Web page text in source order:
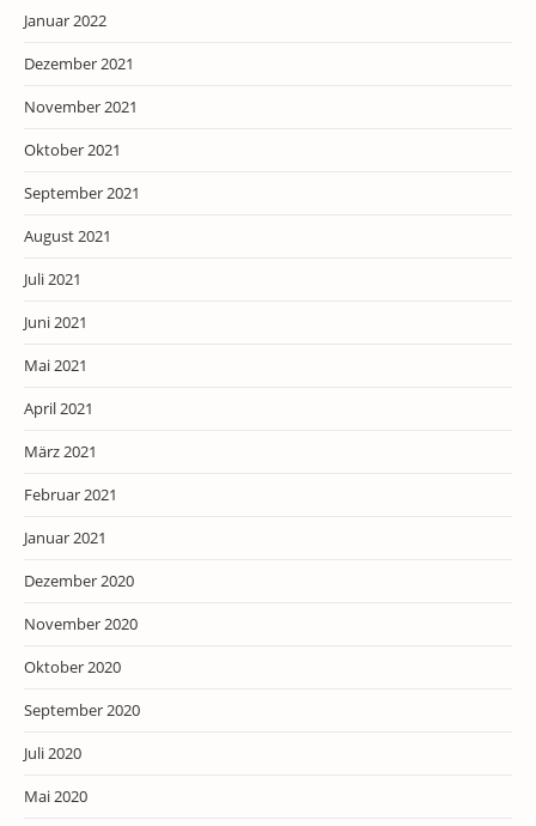
Januar 2022
Dezember 2021
November 2021
Oktober 2021
September 2021
August 2021
Juli 2021
Juni 2021
Mai 2021
April 2021
März 2021
Februar 2021
Januar 2021
Dezember 2020
November 2020
Oktober 2020
September 2020
Juli 2020
Mai 2020